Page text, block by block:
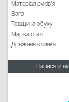
Матеріал руків'я
Вага
Товщина обуху
Марка сталі
Довжина клинка
Написати